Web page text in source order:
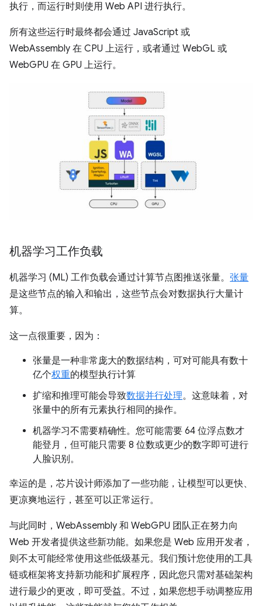
执行，而运行时则使用 Web API 进行执行。
所有这些运行时最终都会通过 JavaScript 或
WebAssembly 在 CPU 上运行，或者通过 WebGL 或
WebGPU 在 GPU 上运行。
机器学习工作负载
机器学习 (ML) 工作负载会通过计算节点图推送张量。 张量
是这些节点的输入和输出，这些节点会对数据执行大量计
算。
这一点很重要，因为：
张量是一种非常庞大的数据结构，可对可能具有数十
亿个权重的模型执行计算
扩缩和推理可能会导致数据并行处理。这意味着，对
张量中的所有元素执行相同的操作。
机器学习不需要精确性。您可能需要 64 位浮点数才
能登月，但可能只需要 8 位数或更少的数字即可进行
人脸识别。
幸运的是，芯片设计师添加了一些功能，让模型可以更快、
更凉爽地运行，甚至可以正常运行。
与此同时，WebAssembly 和 WebGPU 团队正在努力向
Web 开发者提供这些新功能。如果您是 Web 应用开发者，
则不太可能经常使用这些低级基元。我们预计您使用的工具
链或框架将支持新功能和扩展程序，因此您只需对基础架构
进行最少的更改，即可受益。不过，如果您想手动调整应用